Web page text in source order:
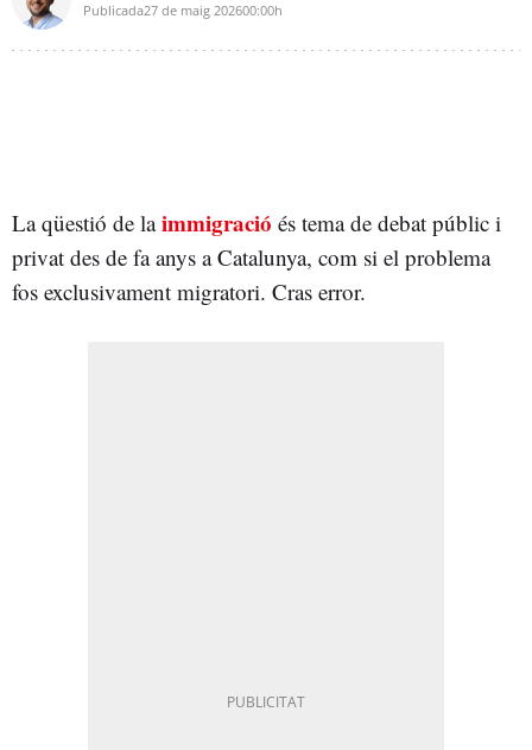
Publicada27 de maig 202600:00h
La qüestió de laimmigració és tema de debat públic i
privat des de fa anys a Catalunya, com si el problema
fos exclusivament migratori. Cras error.